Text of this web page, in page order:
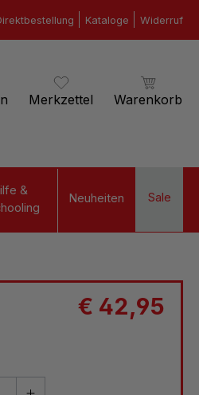
Kataloge Widerruf
Merkzettel Warenkorb
&
Neuheiten Sale
€ 42,95